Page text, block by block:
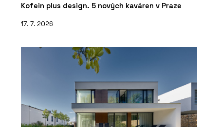
Kofein plus design. 5 nových kaváren v Praze
17. 7. 2026